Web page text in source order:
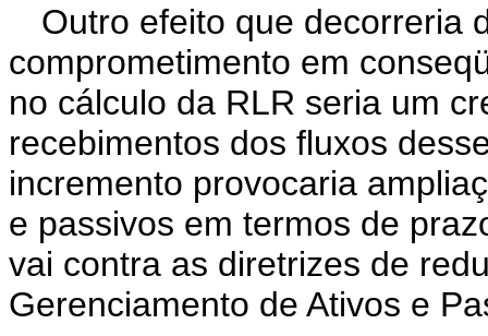
Outro efeito que decorreria
comprometimento em
no cálculo da RLR seria um
recebimentos dos fluxos
incremento provocaria
e passivos em termos de
vai contra as diretrizes de
Gerenciamento de Ativos e